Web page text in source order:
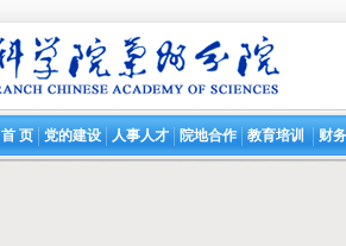
首 页 党的建设 人事人才 院地合作 教育培训 财